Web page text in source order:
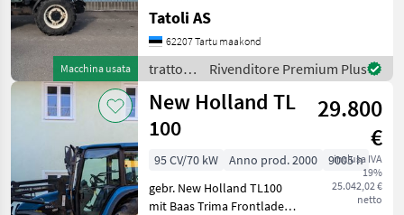
Massey Ferguson
Mostra
tutti
48
MODELLO
TL
100
Macchina usata
Hydraulic trailer brake
Differential lock Operators
manual available trattori
Trattori standard
Tatoli AS
62207 Tartu maakond
trattori
/ New
Holland
Rivenditore Premium Plus
New Holland TL
100
29.800
€
inclusa IVA
19%
25.042,02 €
netto
95 CV/70 kW Anno prod. 2000
9005 h
gebr. New Holland TL100
mit Baas Trima Frontlader